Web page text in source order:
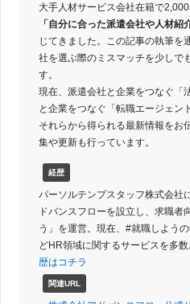
大手人材サービス会社在籍で2,000
「自分に合った派遣会社や人材紹
じてきました。この記事の執筆を
社を選ぶ際のミスマッチを少しで
す。
現在、派遣会社と企業をつなぐ「
と企業をつなぐ「転職エージェン
それらから得られる最新情報をお
集や更新も行っています。
経歴
パーソルテンプスタッフ株式会社
ドバンスフローを設立し、求職者
う」を運営。現在、#就職しよう
どHR領域に関するサービスを多数
歴はコチラ
関連URL